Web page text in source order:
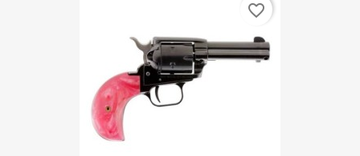
favorite_border